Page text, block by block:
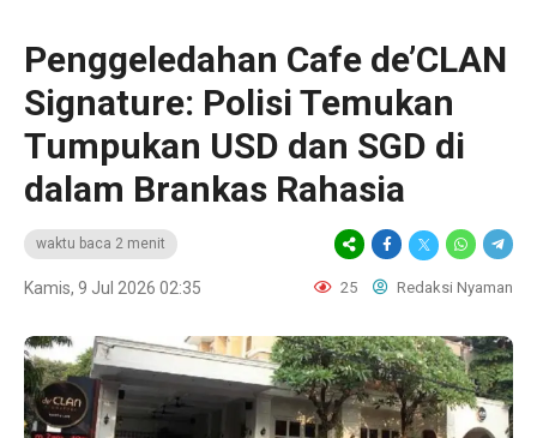
Penggeledahan Cafe de’CLAN
Signature: Polisi Temukan
Tumpukan USD dan SGD di
dalam Brankas Rahasia
waktu baca 2 menit
Kamis, 9 Jul 2026 02:35 25 Redaksi Nyaman